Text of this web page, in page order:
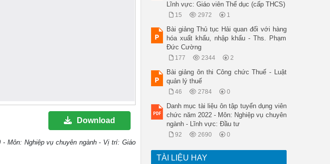
Download
Môn: Nghiệp vụ chuyên ngành - Vị trí: Giáo
Lĩnh vực: Giáo viên Thể dục (cấp THCS)
15 2972 1
Bài giảng Thủ tục Hải quan đối với hàng
hóa xuất khẩu, nhập khẩu - Ths. Phạm
Đức Cường
177 2344 2
Bài giảng ôn thi Công chức Thuế - Luật
quản lý thuế
46 2784 0
Danh mục tài liệu ôn tập tuyển dụng viên
chức năm 2022 - Môn: Nghiệp vụ chuyên
ngành - Lĩnh vực: Đầu tư
92 2690 0
TÀI LIỆU HAY